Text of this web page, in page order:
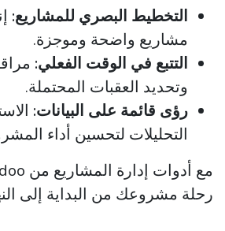
التخطيط البصري للمشاريع:
مشاريع واضحة وموجزة.
التتبع في الوقت الفعلي:
وتحديد العقبات المحتملة.
رؤى قائمة على البيانات:
التحليلات لتحسين أداء
رحلة مشروعك من البداية إلى